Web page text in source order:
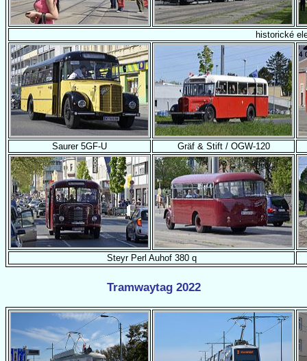
historické
Saurer 5GF-U Gräf & Stift / OGW-120
Steyr Perl Auhof 380 q
Tramwaytag 2022